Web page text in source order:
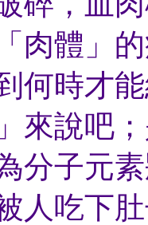
肉體」
何時才
來說吧
分子元
人吃下